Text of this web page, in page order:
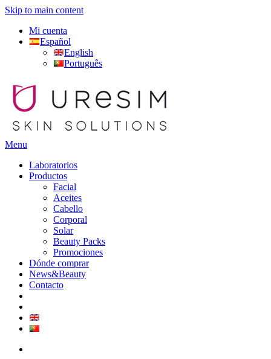
Skip to main content
Mi cuenta
Español
English
Português
Menu
Laboratorios
Productos
Facial
Aceites
Cabello
Corporal
Solar
Beauty Packs
Promociones
Dónde comprar
News&Beauty
Contacto